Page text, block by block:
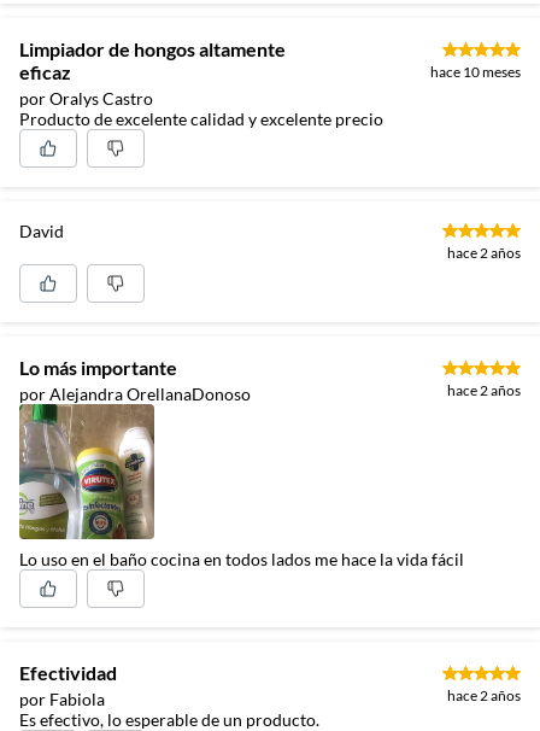
Limpiador de hongos altamente
eficaz
por Oralys Castro
hace 10 meses
Producto de excelente calidad y excelente precio
David
hace 2 años
Lo más importante
por Alejandra OrellanaDonoso hace 2 años
Lo uso en el baño cocina en todos lados me hace la vida fácil
Efectividad
por Fabiola hace 2 años
Es efectivo, lo esperable de un producto.